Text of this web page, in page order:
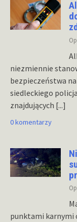
niezmiennie
bezpieczeństwa
siedleckiego
znajdujących [...]
0 komentarzy
punktami karnymi